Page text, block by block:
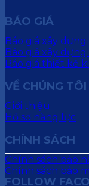
BÁO GIÁ
Báo giá xây
Báo giá xây
Báo giá thiết kế
VỀ CHÚNG TÔI
Giới thiệu
Hồ sơ năng lực
CHÍNH SÁCH
Chính sách bảo
Chính sách bảo
FOLLOW FACO